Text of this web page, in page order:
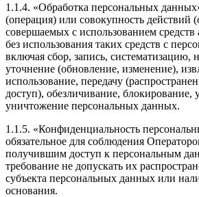
1.1.4. «Обработка персональных
(операция) или совокупность действий
совершаемых с использованием средств
без использования таких средств с
включая сбор, запись, систематизацию,
уточнение (обновление, изменение),
использование, передачу
доступ), обезличивание, блокирование,
уничтожение персональных данных.
1.1.5. «Конфиденциальность
обязательное для соблюдения
получившим доступ к персональным
требование не допускать их
субъекта персональных данных или
основания.